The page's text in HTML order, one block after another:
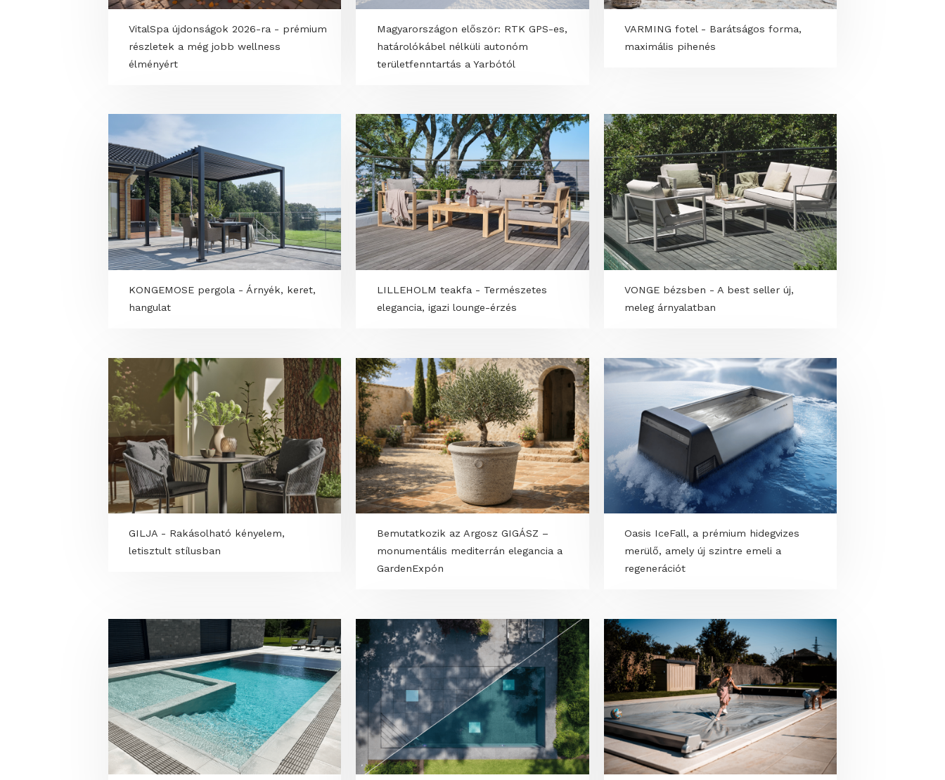
VitalSpa újdonságok 2026-ra - prémium
részletek a még jobb wellness
élményért
Magyarországon először: RTK GPS-es,
határolókábel nélküli autonóm
területfenntartás a Yarbótól
VARMING fotel - Barátságos forma,
maximális pihenés
KONGEMOSE pergola - Árnyék, keret,
hangulat
LILLEHOLM teakfa - Természetes
elegancia, igazi lounge-érzés
VONGE bézsben - A best seller új,
meleg árnyalatban